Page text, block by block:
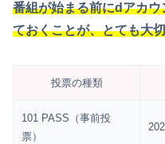
番組が始まる前にdアカ
ておくことが、とても大切
投票の種類
101 PASS（事前投
票）